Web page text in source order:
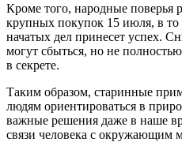
Кроме того, народные поверья
крупных покупок 15 июля, в то
начатых дел принесет успех.
могут сбыться, но не
в секрете.
Таким образом, старинные
людям ориентироваться в
важные решения даже в наше
связи человека с окружающим